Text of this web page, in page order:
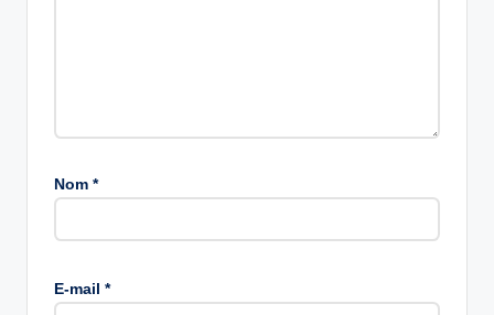
Nom *
E-mail *